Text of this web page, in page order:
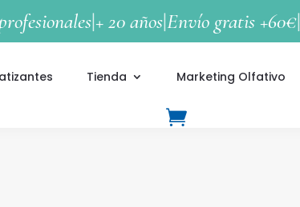
Tienda Marketing Olfativo
|+ 20 años|Envío gratis +60€|